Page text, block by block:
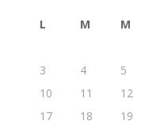
L M M
3
4 5
10
11 12
17
18 19